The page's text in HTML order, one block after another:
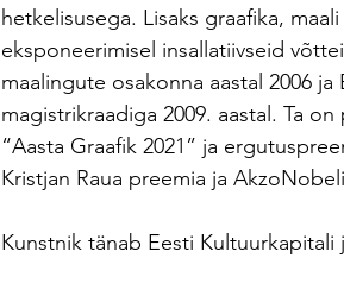
hetkelisusega. Lisaks graafika,
eksponeerimisel insallatiivseid
maalingute osakonna aastal 2006
magistrikraadiga 2009. aastal. Ta
“Aasta Graafik 2021” ja
Kristjan Raua preemia ja
Kunstnik tänab Eesti